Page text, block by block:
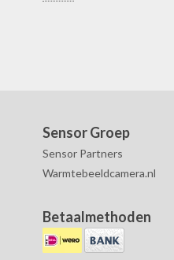
Sensor Groep
Sensor Partners
Warmtebeeldcamera.nl
Betaalmethoden